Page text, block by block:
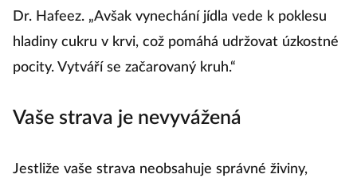
Dr. Hafeez. „Avšak vynechání jídla vede k poklesu
hladiny cukru v krvi, což pomáhá udržovat úzkostné
pocity. Vytváří se začarovaný kruh.“
Vaše strava je nevyvážená
Jestliže vaše strava neobsahuje správné živiny,